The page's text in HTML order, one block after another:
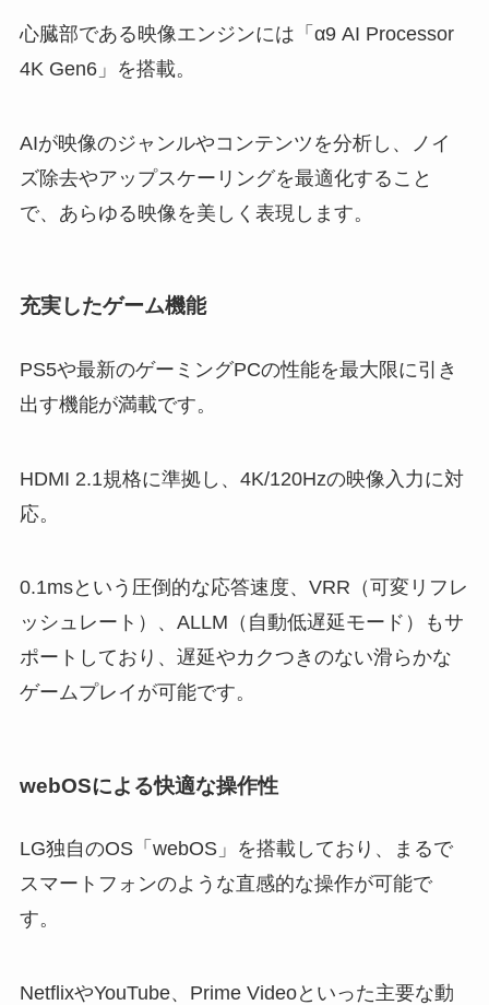
心臓部である映像エンジンには「α9 AI Processor
4K Gen6」を搭載。
AIが映像のジャンルやコンテンツを分析し、ノイ
ズ除去やアップスケーリングを最適化すること
で、あらゆる映像を美しく表現します。
充実したゲーム機能
PS5や最新のゲーミングPCの性能を最大限に引き
出す機能が満載です。
HDMI 2.1規格に準拠し、4K/120Hzの映像入力に対
応。
0.1msという圧倒的な応答速度、VRR（可変リフレ
ッシュレート）、ALLM（自動低遅延モード）もサ
ポートしており、遅延やカクつきのない滑らかな
ゲームプレイが可能です。
webOSによる快適な操作性
LG独自のOS「webOS」を搭載しており、まるで
スマートフォンのような直感的な操作が可能で
す。
NetflixやYouTube、Prime Videoといった主要な動